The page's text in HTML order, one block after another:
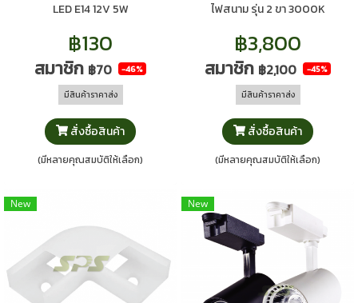
LED E14 12V 5W
฿130
สมาชิก ฿70 -46%
มีสินค้าราคาส่ง
สั่งซื้อสินค้า
(มีหลายคุณสมบัติให้เลือก)
ไฟสนาม รุ่น 2 ขา 3000K
฿3,800
สมาชิก ฿2,100 -45%
มีสินค้าราคาส่ง
สั่งซื้อสินค้า
(มีหลายคุณสมบัติให้เลือก)
New New